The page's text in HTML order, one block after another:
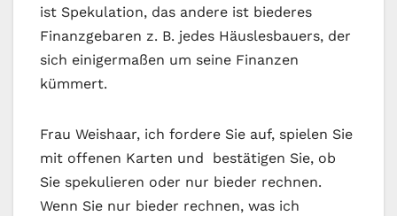
ist Spekulation, das andere ist biederes
Finanzgebaren z. B. jedes Häuslesbauers, der
sich einigermaßen um seine Finanzen
kümmert.
Frau Weishaar, ich fordere Sie auf, spielen Sie
mit offenen Karten und bestätigen Sie, ob
Sie spekulieren oder nur bieder rechnen.
Wenn Sie nur bieder rechnen, was ich